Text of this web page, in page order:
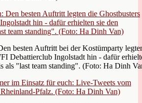
besten Auftritt bei der Kostümparty
Debattierclub Ingolstadt hin - dafür
als "last team standing". (Foto: Ha Dinh